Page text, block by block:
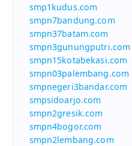
smp1kudus.com
smpn7bandung.com
smpn37batam.com
smpn3gunungputri.com
smpn15kotabekasi.com
smpn03palembang.com
smpnegeri3bandar.com
smpsidoarjo.com
smpn2gresik.com
smpn4bogor.com
smpn2lembang.com